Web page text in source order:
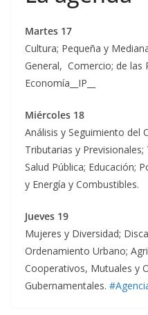
Martes 17
Cultura; Pequeña y
General, Comercio; de las
Economía__IP__
Miércoles 18
Análisis y Seguimiento del
Tributarias y
Salud Pública; Educación;
y Energía y Combustibles.
Jueves 19
Mujeres y Diversidad;
Ordenamiento Urbano;
Cooperativos, Mutuales y
Gubernamentales.